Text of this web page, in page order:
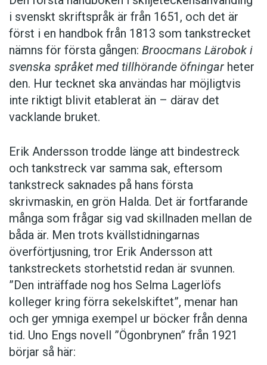
i svenskt skriftspråk är från 1651, och det är
först i en handbok från 1813 som tankstrecket
nämns för första gången: Broocmans Lärobok i
svenska språket med tillhörande öfningar heter
den. Hur tecknet ska användas har möjligtvis
inte riktigt blivit etablerat än – därav det
vacklande bruket.
Erik Andersson trodde länge att bindestreck
och tankstreck var samma sak, eftersom
tankstreck saknades på hans första
skrivmaskin, en grön Halda. Det är fortfarande
många som frågar sig vad skillnaden mellan de
båda är. Men trots kvällstidningarnas
överförtjusning, tror Erik Andersson att
tankstreckets storhetstid redan är svunnen.
”Den inträffade nog hos Selma Lagerlöfs
kolleger kring förra sekelskiftet”, menar han
och ger ymniga exempel ur böcker från denna
tid. Uno Engs novell ”Ögonbrynen” från 1921
börjar så här: